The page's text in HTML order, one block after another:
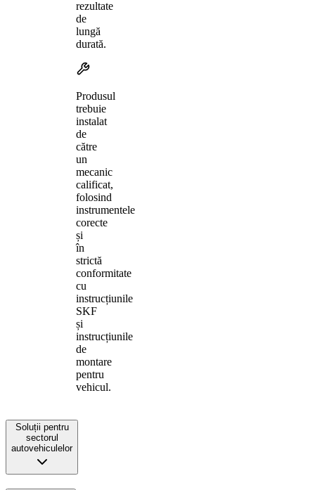
rezultate
de
lungă
durată.
Produsul
trebuie
instalat
de
către
un
mecanic
calificat,
folosind
instrumentele
corecte
și
în
strictă
conformitate
cu
instrucțiunile
SKF
și
instrucțiunile
de
montare
pentru
vehicul.
Soluții pentru
sectorul
autovehiculelor